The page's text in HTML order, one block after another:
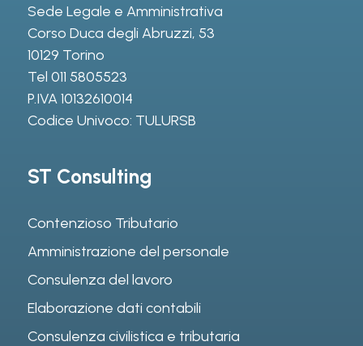
Sede Legale e Amministrativa
Corso Duca degli Abruzzi, 53
10129 Torino
Tel 011 5805523
P.IVA 10132610014
Codice Univoco: TULURSB
ST Consulting
Contenzioso Tributario
Amministrazione del personale
Consulenza del lavoro
Elaborazione dati contabili
Consulenza civilistica e tributaria